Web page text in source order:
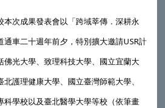
本次成果發表會以「跨域莘傳．深耕永
車二十週年前夕，特別擴大邀請USR計
佛光大學、致理科技大學、國立宜蘭大
護理健康大學、國立臺灣師範大學、
科學校以及臺北醫學大學等校（依筆畫